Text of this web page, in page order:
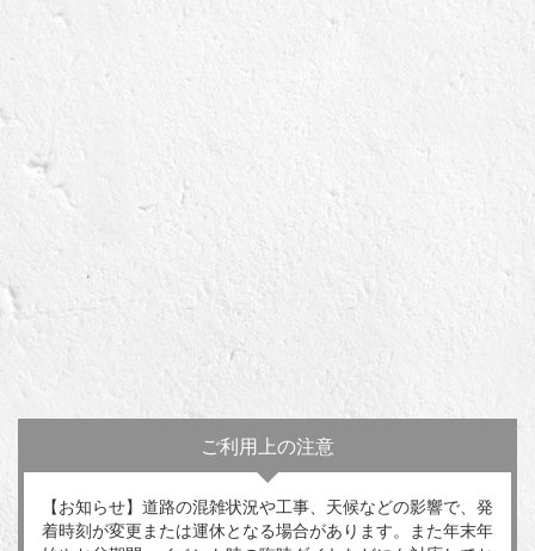
ご利用上の注意
【お知らせ】道路の混雑状況や工事、天候などの影響で、発
着時刻が変更または運休となる場合があります。また年末年